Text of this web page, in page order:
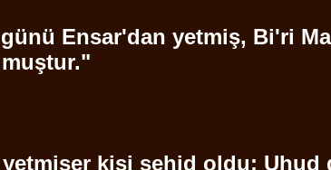
günü Ensar'dan yetmiş, Bi'ri
yetmişer kişi şehid oldu: Uhud